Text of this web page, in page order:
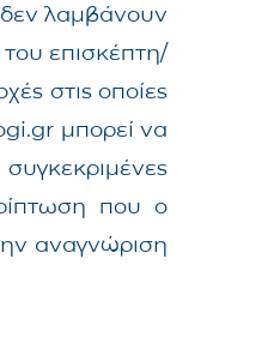
λαμβάνουν
επισκέπτη/
στις οποίες
μπορεί να
που ο
αναγνώριση